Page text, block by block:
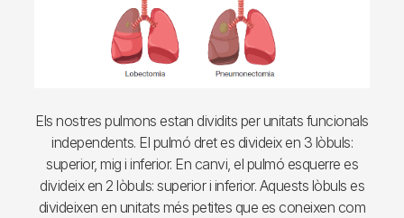
Els nostres pulmons estan dividits per unitats funcionals
independents. El pulmó dret es divideix en 3 lòbuls:
superior, mig i inferior. En canvi, el pulmó esquerre es
divideix en 2 lòbuls: superior i inferior. Aquests lòbuls es
divideixen en unitats més petites que es coneixen com